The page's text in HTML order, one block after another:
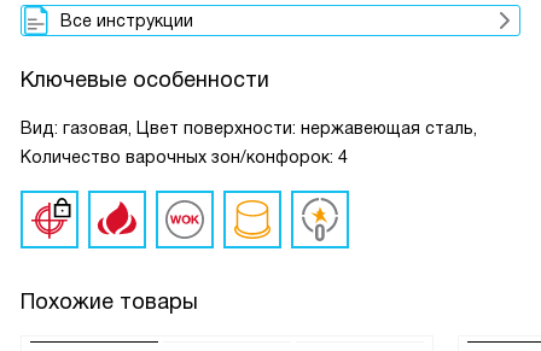
Все инструкции
Ключевые особенности
Вид: газовая, Цвет поверхности: нержавеющая сталь,
Количество варочных зон/конфорок: 4
Похожие товары